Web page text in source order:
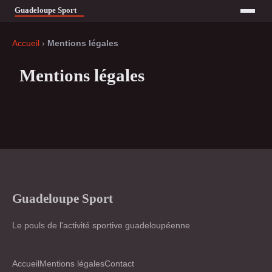
Accueil › Mentions légales
Mentions légales
Guadeloupe Sport
Le pouls de l'activité sportive guadeloupéenne
AccueilMentions légalesContact